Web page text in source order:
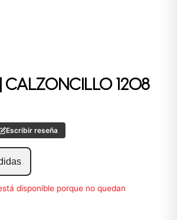
CALZONCILLO 1208
Escribir reseña
disponible porque no quedan